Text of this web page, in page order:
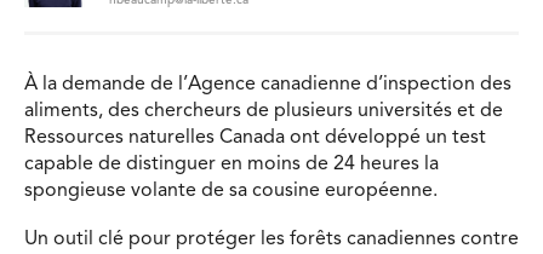
À la demande de l’Agence canadienne d’inspection des
aliments, des chercheurs de plusieurs universités et de
Ressources naturelles Canada ont développé un test
capable de distinguer en moins de 24 heures la
spongieuse volante de sa cousine européenne.
Un outil clé pour protéger les forêts canadiennes contre